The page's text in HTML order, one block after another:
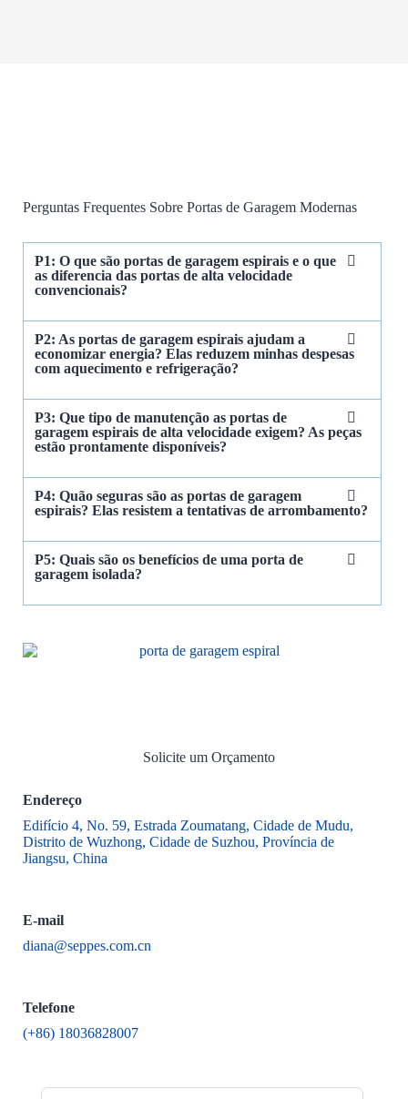
Perguntas Frequentes Sobre Portas de Garagem Modernas
P1: O que são portas de garagem espirais e o que
as diferencia das portas de alta velocidade
convencionais?
P2: As portas de garagem espirais ajudam a
economizar energia? Elas reduzem minhas despesas
com aquecimento e refrigeração?
P3: Que tipo de manutenção as portas de
garagem espirais de alta velocidade exigem? As peças
estão prontamente disponíveis?
P4: Quão seguras são as portas de garagem
espirais? Elas resistem a tentativas de arrombamento?
P5: Quais são os benefícios de uma porta de
garagem isolada?
Solicite um Orçamento
Endereço
Edifício 4, No. 59, Estrada Zoumatang, Cidade de Mudu,
Distrito de Wuzhong, Cidade de Suzhou, Província de
Jiangsu, China
E-mail
diana@seppes.com.cn
Telefone
(+86) 18036828007